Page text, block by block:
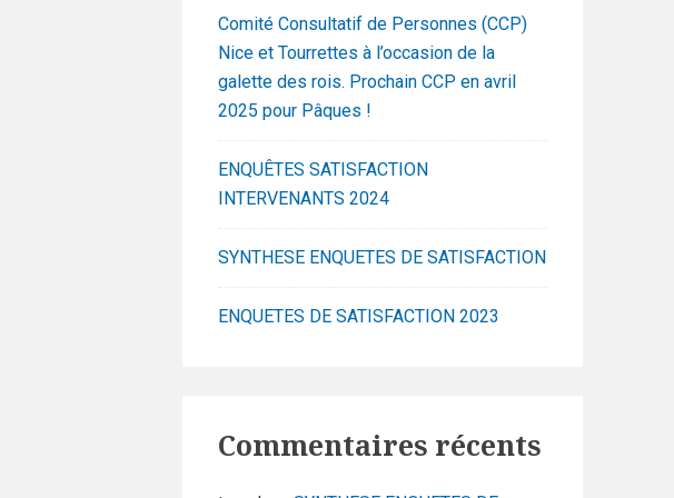
Comité Consultatif de Personnes (CCP)
Nice et Tourrettes à l’occasion de la
galette des rois. Prochain CCP en avril
2025 pour Pâques !
ENQUÊTES SATISFACTION
INTERVENANTS 2024
SYNTHESE ENQUETES DE SATISFACTION
ENQUETES DE SATISFACTION 2023
Commentaires récents